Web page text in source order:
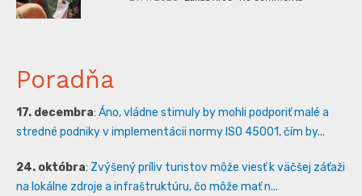
Poradňa
17. decembra: Áno, vládne stimuly by mohli podporiť malé a
stredné podniky v implementácii normy ISO 45001, čím by...
24. októbra: Zvýšený príliv turistov môže viesť k väčšej záťaži
na lokálne zdroje a infraštruktúru, čo môže mať n...